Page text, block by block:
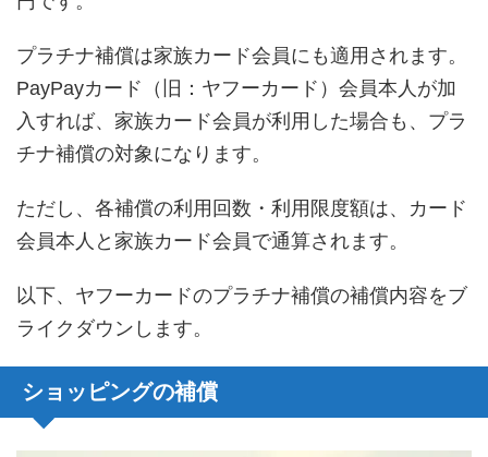
プラチナ補償は家族カード会員にも適用されます。
PayPayカード（旧：ヤフーカード）会員本人が加
入すれば、家族カード会員が利用した場合も、プラ
チナ補償の対象になります。
ただし、各補償の利用回数・利用限度額は、カード
会員本人と家族カード会員で通算されます。
以下、ヤフーカードのプラチナ補償の補償内容をブ
ライクダウンします。
ショッピングの補償